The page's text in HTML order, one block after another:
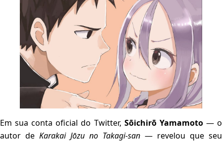
Em sua conta oficial do Twitter, Sōichirō Yamamoto— o
autor de Karakai Jōzu no Takagi-san — revelou que seu